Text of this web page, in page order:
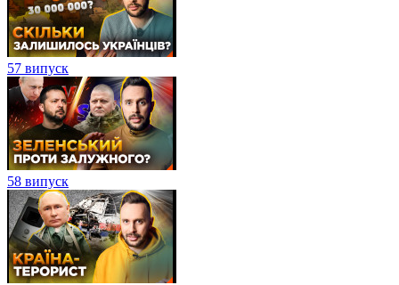
57 випуск
58 випуск